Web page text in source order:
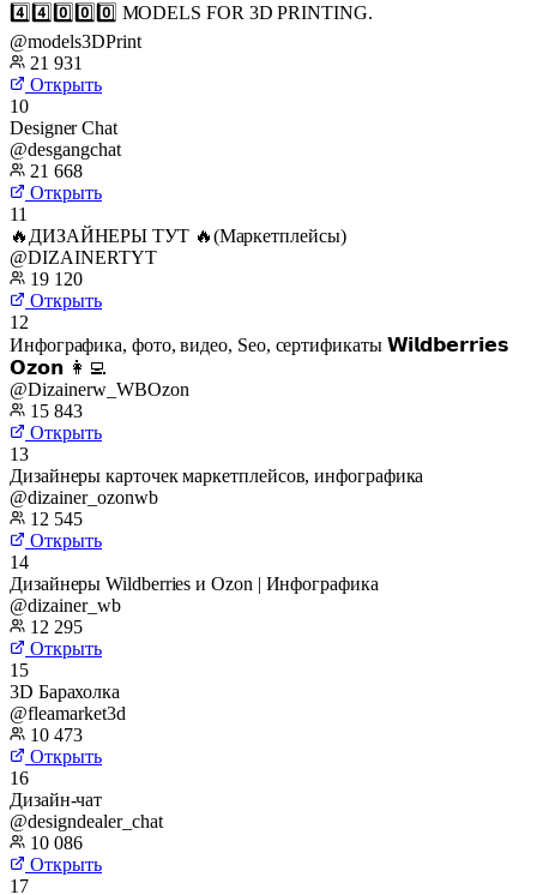
4️⃣4️⃣0️⃣0️⃣0️⃣ MODELS FOR 3D PRINTING.
@models3DPrint
21 931
Открыть
10
Designer Chat
@desgangchat
21 668
Открыть
11
🔥ДИЗАЙНЕРЫ ТУТ 🔥(Маркетплейсы)
@DIZAINERTYT
19 120
Открыть
12
Инфографика, фото, видео, Seo, сертификаты 𝗪𝗶𝗹𝗱𝗯𝗲𝗿𝗿𝗶𝗲𝘀
𝗢𝘇𝗼𝗻 👩‍💻
@Dizainerw_WBOzon
15 843
Открыть
13
Дизайнеры карточек маркетплейсов, инфографика
@dizainer_ozonwb
12 545
Открыть
14
Дизайнеры Wildberries и Ozon | Инфографика
@dizainer_wb
12 295
Открыть
15
3D Барахолка
@fleamarket3d
10 473
Открыть
16
Дизайн-чат
@designdealer_chat
10 086
Открыть
17